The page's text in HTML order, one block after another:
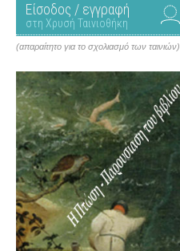
Είσοδος / εγγραφή
στη Χρυσή Ταινιοθήκη
(απαραίτητο για το σχολιασμό των ταινιών)